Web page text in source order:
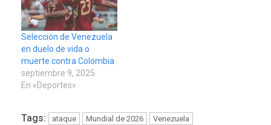
Selección de Venezuela
en duelo de vida o
muerte contra Colombia
septiembre 9, 2025
En «Deportes»
Tags: ataque Mundial de 2026 Venezuela